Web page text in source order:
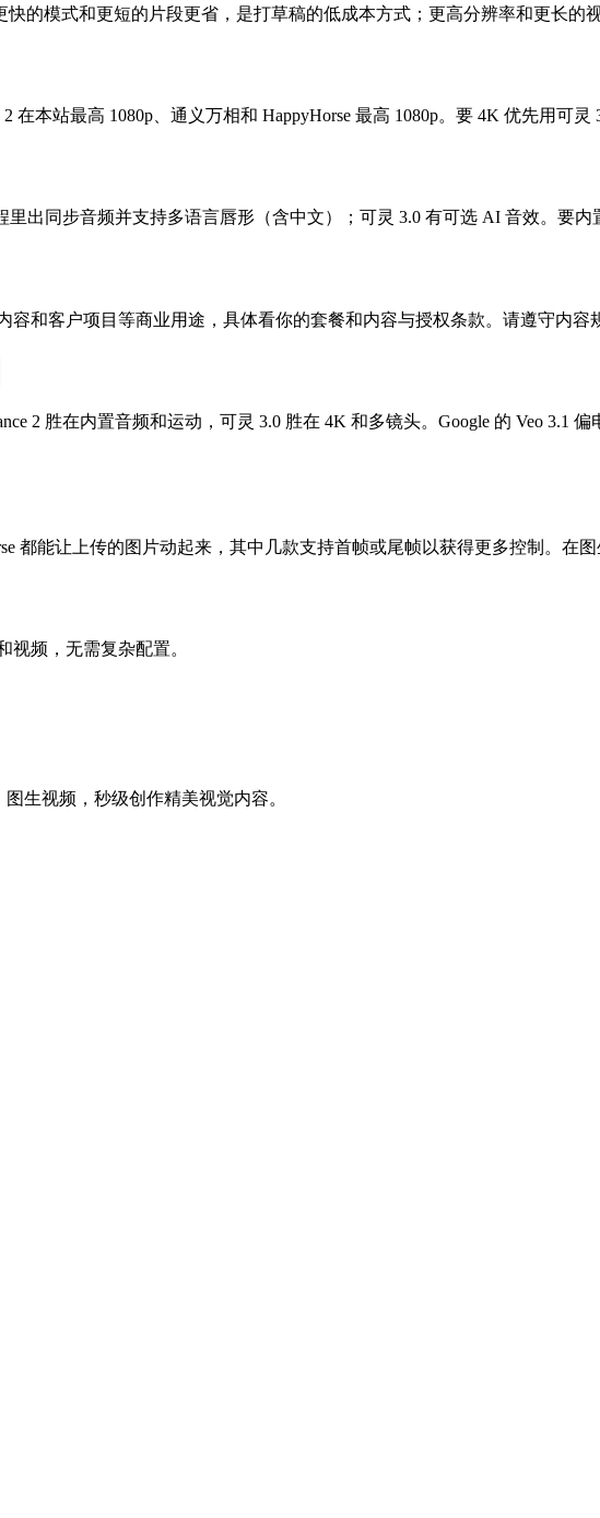
的模式和更短的片段更省，是打草稿的低成本方式；更高分辨率和更长的
在本站最高 1080p、通义万相和 HappyHorse 最高 1080p。要 4K 优先用可灵
出同步音频并支持多语言唇形（含中文）；可灵 3.0 有可选 AI 音效。要内
和客户项目等商业用途，具体看你的套餐和内容与授权条款。请遵守内容
2 胜在内置音频和运动，可灵 3.0 胜在 4K 和多镜头。Google 的 Veo 3.1
都能让上传的图片动起来，其中几款支持首帧或尾帧以获得更多控制。在
视频，无需复杂配置。
生视频，秒级创作精美视觉内容。